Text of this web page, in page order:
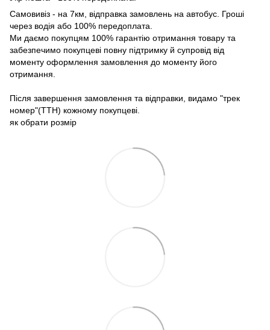
Самовивіз - на 7км, відправка замовлень на автобус. Гроші
через водія або 100% передоплата.
Ми даємо покупцям 100% гарантію отримання товару та
забезпечимо покупцеві повну підтримку й супровід від
моменту оформлення замовлення до моменту його
отримання.
Після завершення замовлення та відправки, видамо "трек
номер"(ТТН) кожному покупцеві.
як обрати розмір